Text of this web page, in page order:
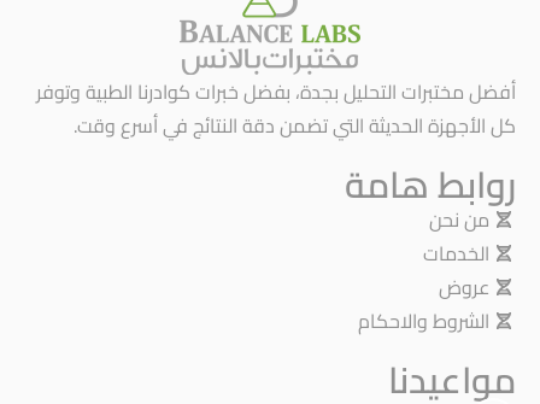
أفضل مختبرات التحليل بجدة، بفضل خبرات كوادرنا الطبية وتوفر
كل الأجهزة الحديثة التي تضمن دقة النتائج في أسرع وقت.
روابط هامة
من نحن
الخدمات
عروض
الشروط والاحكام
مواعيدنا